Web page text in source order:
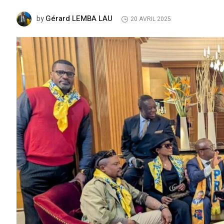
byGérard LEMBA LAU 20 AVRIL 2025